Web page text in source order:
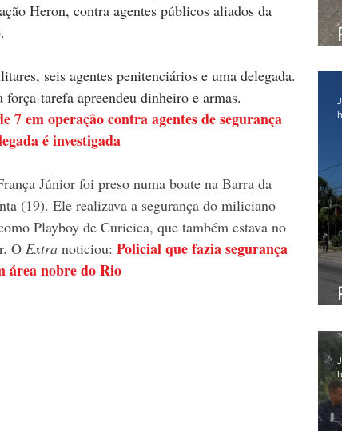
Heron, contra agentes públicos aliados da
seis agentes penitenciários e uma delegada.
tarefa apreendeu dinheiro e armas.
7 em operação contra agentes de segurança
é investigada
Júnior foi preso numa boate na Barra da
(19). Ele realizava a segurança do miliciano
Playboy de Curicica, que também estava no
O Extra noticiou: Policial que fazia segurança
área nobre do Rio